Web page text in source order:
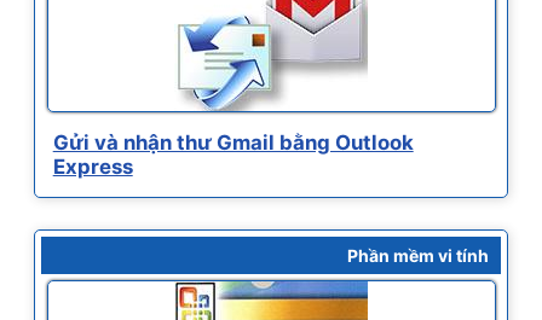
Gửi và nhận thư Gmail bằng Outlook
Express
Phần mềm vi tính